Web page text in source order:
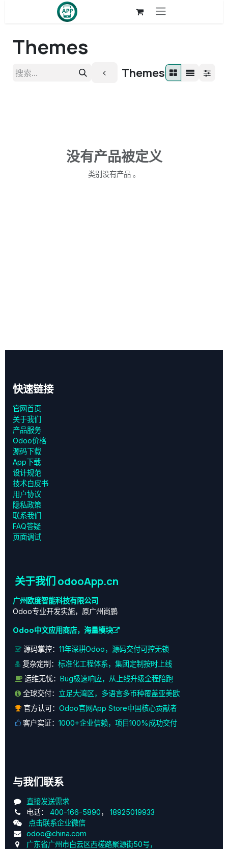
Themes
Themes
没有产品被定义
类别没有产品 。
快速链接
官网首页
关于我们
产品服务
Odoo价格
源码下载
App下载
设计规范
技术白皮书
用户协议
‎隐私政策‎
联系我们
FAQ答疑
页面调试
关于我们 odooApp.cn
广州欧度智能科技有限公司
Odoo专业开发实施，原广州尚鹏
Odoo中文应用商店，海量模块
源码掌控： 11年深耕Odoo，源码交付可控无锁
复杂定制： 标准化工程体系，集团定制按时上线
运维无忧： Bug极速响应，从上线升级全程陪跑
全球交付： 立足大湾区，多语言多币种覆盖亚美欧
官方认可： Odoo官网App Store中国核心贡献者
客户实证： 1000+企业信赖，项目100%成功交付
与我们联系
直接发送需求
电话： 400-166-5890， 18925019933
点击联系企业微信
odoo@china.com
广东省广州市白云区西槎路聚源街50号，